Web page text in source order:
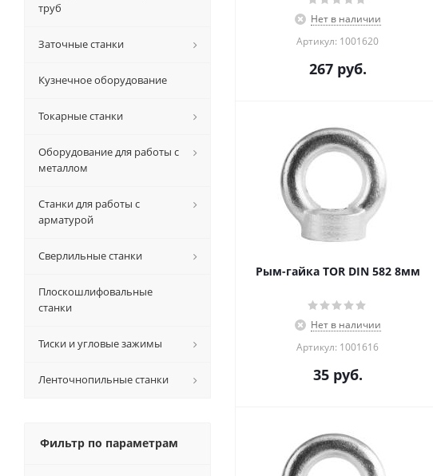
Нет в наличии
Артикул: 1001620
267руб.
Рым-гайка TOR DIN 582 8мм
Нет в наличии
Артикул: 1001616
35руб.
труб
Заточные станки
Кузнечное оборудование
Токарные станки
Оборудование для работы с
металлом
Станки для работы с
арматурой
Сверлильные станки
Плоскошлифовальные
станки
Тиски и угловые зажимы
Ленточнопильные станки
Фильтр по параметрам